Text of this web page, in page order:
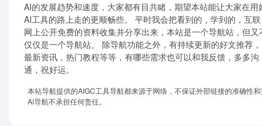
AI的发展趋势和速度，大家都有目共睹，期望本站能让大家在用
AI工具的路上走的更顺畅些。 平时我会把看到的，学到的，互联
网上公开免费的资料收集并分享出来，本站是一个导航站，但又
仅仅是一个导航站。 除导航功能之外，有持续更新的好文推荐，
最新资讯，热门教程等等，有哪些需求也可以和我反馈，多多沟
通，祝好运。
本站导航提供的AIGC工具导航都来源于网络，不保证外部链接的准确性
Ai导航不承担任何责任。